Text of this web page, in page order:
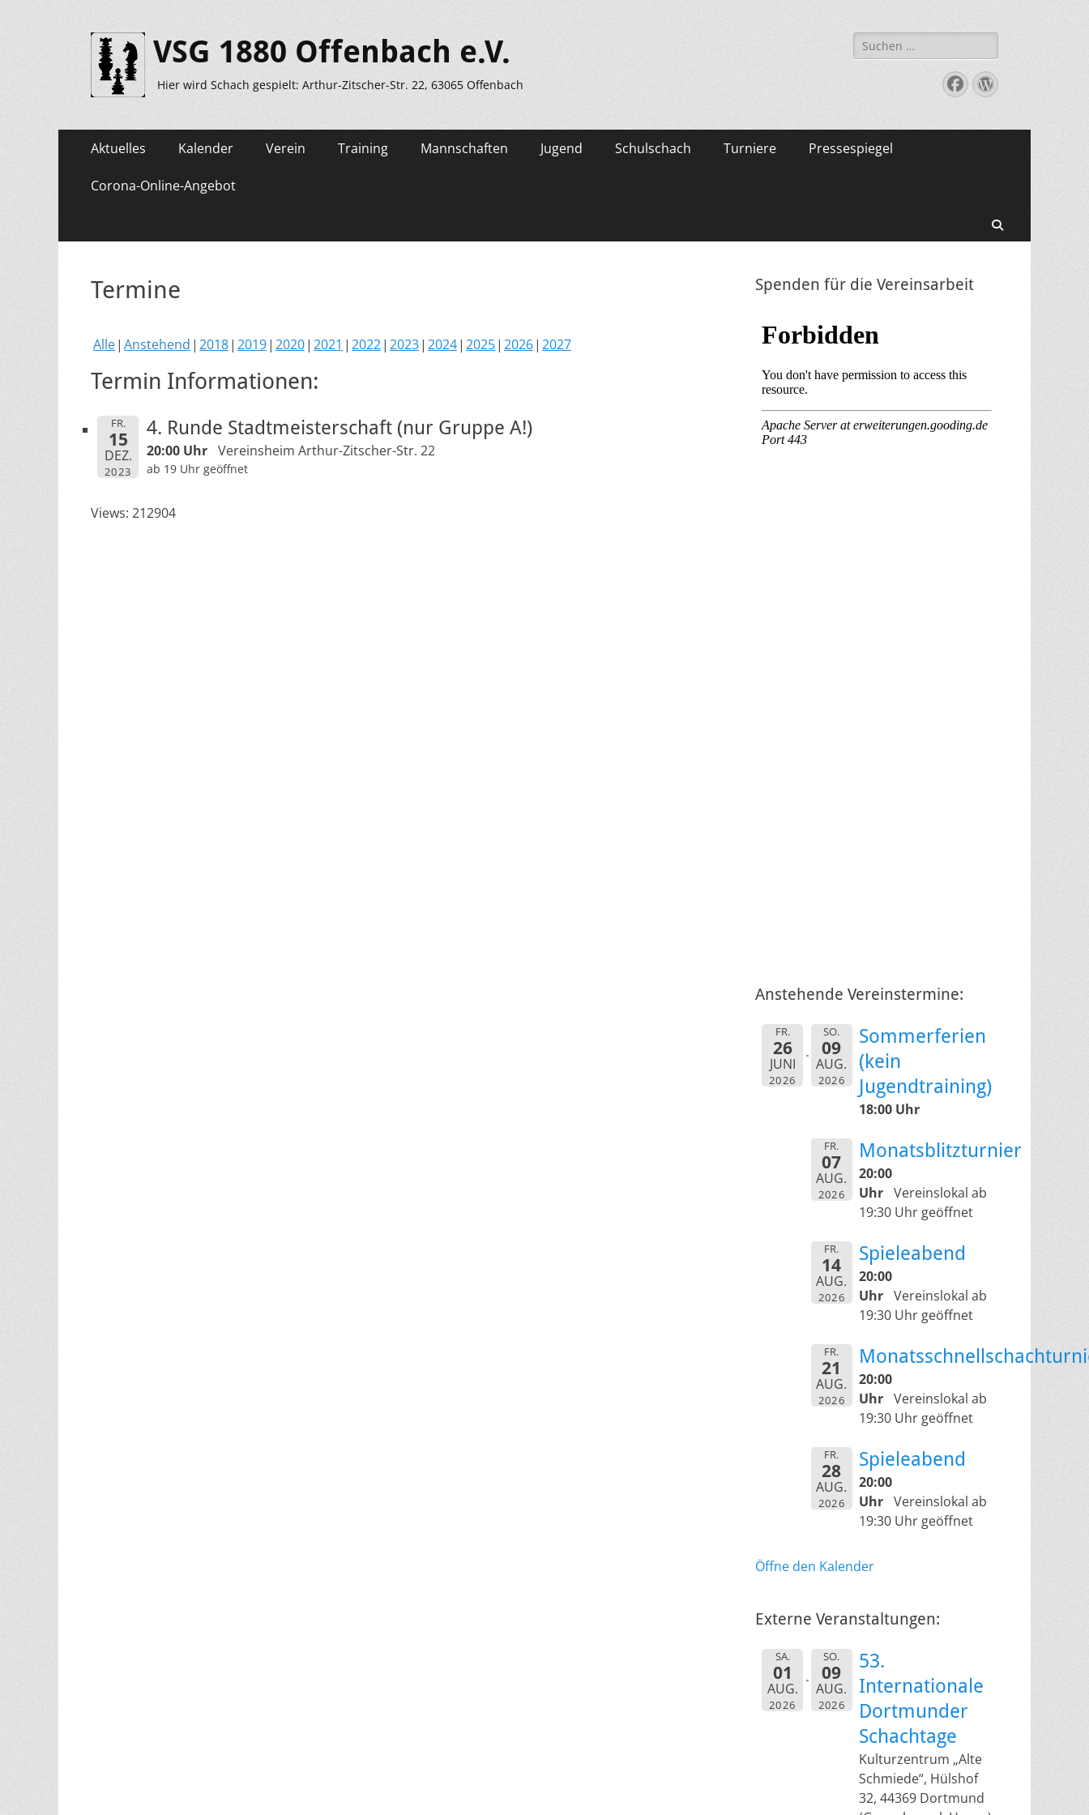
VSG 1880 Offenbach e.V.
Hier wird Schach gespielt: Arthur-Zitscher-Str. 22, 63065 Offenbach
Suche
nach:
Facebook
WordPress
Primäres
Zum
Inhalt
springen
Aktuelles Kalender Verein Training Mannschaften Jugend Schulschach Turniere Pressespiegel
Corona-Online-Angebot
Termine
Alle Anstehend 2018 2019 2020 2021 2022 2023 2024 2025 2026 2027
Termin Informationen:
FR.
15
DEZ.
2023
4. Runde Stadtmeisterschaft (nur Gruppe A!)
20:00 Uhr Vereinsheim Arthur-Zitscher-Str. 22
ab 19 Uhr geöffnet
Views: 212904
Spenden für die Vereinsarbeit
Anstehende Vereinstermine:
FR.
26
JUNI
2026
SO.
09
AUG.
2026
Sommerferien
(kein
Jugendtraining)
18:00 Uhr
FR.
07
AUG.
2026
Monatsblitzturnier
20:00
Uhr Vereinslokal ab
19:30 Uhr geöffnet
FR.
14
AUG.
2026
Spieleabend
20:00
Uhr Vereinslokal ab
19:30 Uhr geöffnet
FR.
21
AUG.
2026
20:00
Uhr Vereinslokal ab
19:30 Uhr geöffnet
FR.
28
AUG.
2026
Spieleabend
20:00
Uhr Vereinslokal ab
19:30 Uhr geöffnet
Öffne den Kalender
Externe Veranstaltungen:
SA.
01
AUG.
2026
SO.
09
AUG.
2026
53.
Internationale
Dortmunder
Schachtage
Kulturzentrum „Alte
Schmiede“, Hülshof
32, 44369 Dortmund